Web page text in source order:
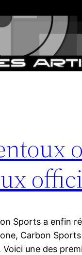
Sports a enfin
Carbon
une des